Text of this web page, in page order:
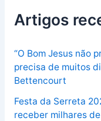
Artigos
“O Bom Jesus não
precisa de muitos
Bettencourt
Festa da Serreta
receber milhares